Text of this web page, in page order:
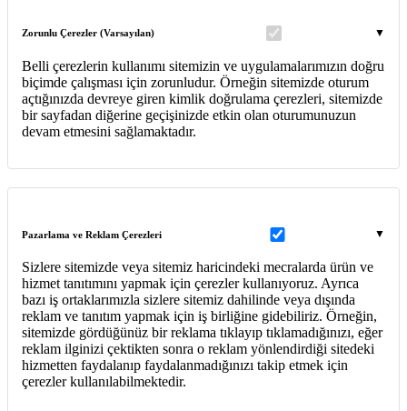
Zorunlu Çerezler (Varsayılan)
Belli çerezlerin kullanımı sitemizin ve uygulamalarımızın doğru
biçimde çalışması için zorunludur. Örneğin sitemizde oturum
açtığınızda devreye giren kimlik doğrulama çerezleri, sitemizde
bir sayfadan diğerine geçişinizde etkin olan oturumunuzun
devam etmesini sağlamaktadır.
Pazarlama ve Reklam Çerezleri
Sizlere sitemizde veya sitemiz haricindeki mecralarda ürün ve
hizmet tanıtımını yapmak için çerezler kullanıyoruz. Ayrıca
bazı iş ortaklarımızla sizlere sitemiz dahilinde veya dışında
reklam ve tanıtım yapmak için iş birliğine gidebiliriz. Örneğin,
sitemizde gördüğünüz bir reklama tıklayıp tıklamadığınızı, eğer
reklam ilginizi çektikten sonra o reklam yönlendirdiği sitedeki
hizmetten faydalanıp faydalanmadığınızı takip etmek için
çerezler kullanılabilmektedir.